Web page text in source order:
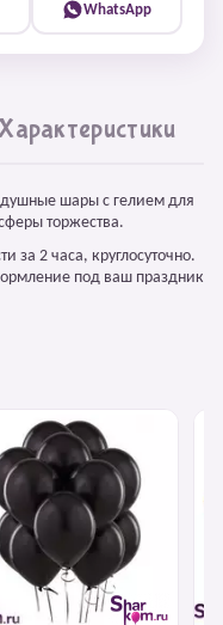
WhatsApp
шары с гелием для
торжества.
за 2 часа, круглосуточно.
под ваш праздник